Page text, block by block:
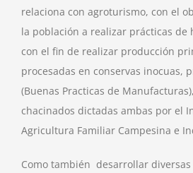
relaciona con agroturismo, con el
la población a realizar prácticas de
con el fin de realizar producción
procesadas en conservas inocuas,
(Buenas Practicas de
chacinados dictadas ambas por el
Agricultura Familiar Campesina e
Como también desarrollar